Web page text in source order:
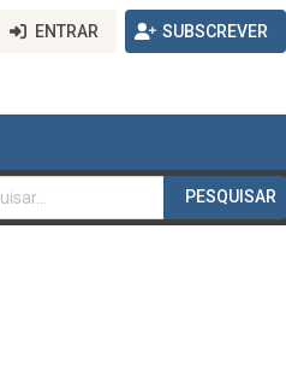
ENTRAR SUBSCREVER
PESQUISAR